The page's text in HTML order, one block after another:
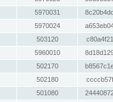
5970031
5970024
503120
5960010
502170
502180
501080